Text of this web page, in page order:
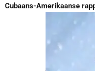
Cubaans-Amerikaanse